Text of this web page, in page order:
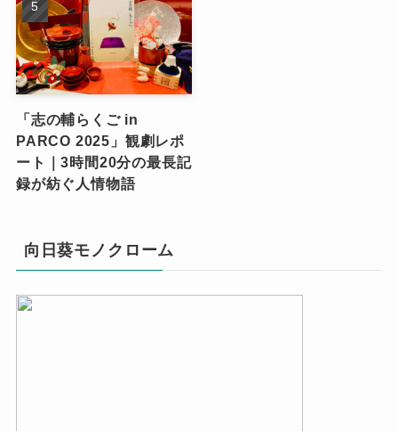
「志の輔らくご in
PARCO 2025」観劇レポ
ート｜3時間20分の最長記
録が紡ぐ人情物語
向日葵モノクローム